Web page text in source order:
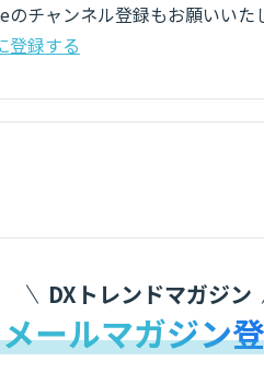
のチャンネル登録もお願いいた
登録する
DXトレンドマガジン
メールマガジン